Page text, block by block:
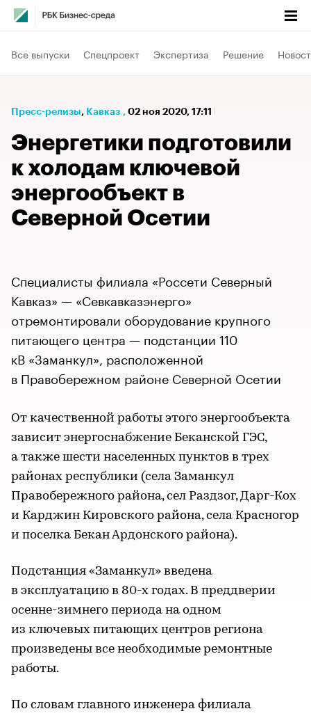
Все выпуски Спецпроект Экспертиза Решение
Пресс-релизы⁠, Кавказ , 02 ноя 2020, 17:11
Энергетики подготовили
к холодам ключевой
энергообъект в
Северной Осетии
Специалисты филиала «Россети Северный
Кавказ» — «Севкавказэнерго»
отремонтировали оборудование крупного
питающего центра — подстанции 110
кВ «Заманкул», расположенной
в Правобережном районе Северной Осетии
От качественной работы этого энергообъекта
зависит энергоснабжение Беканской ГЭС,
а также шести населенных пунктов в трех
районах республики (села Заманкул
Правобережного района, сел Раздзог, Дарг-Кох
и Карджин Кировского района, села Красногор
и поселка Бекан Ардонского района).
Подстанция «Заманкул» введена
в эксплуатацию в 80-х годах. В преддверии
осенне-зимнего периода на одном
из ключевых питающих центров региона
произведены все необходимые ремонтные
работы.
По словам главного инженера филиала